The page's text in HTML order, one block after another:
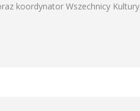
koordynator Wszechnicy Kultury